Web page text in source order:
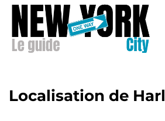
Aller
contenu
principal
Localisation de